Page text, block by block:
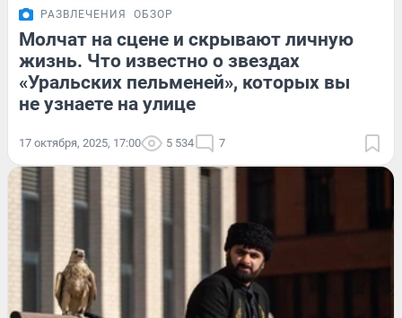
РАЗВЛЕЧЕНИЯ ОБЗОР
Молчат на сцене и скрывают личную
жизнь. Что известно о звездах
«Уральских пельменей», которых вы
не узнаете на улице
17 октября, 2025, 17:00 5 534 7